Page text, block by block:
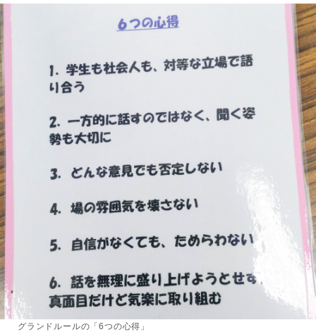
グランドルールの「6つの心得」